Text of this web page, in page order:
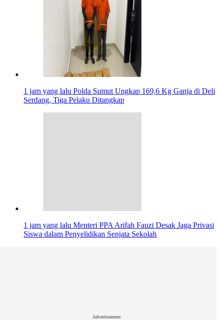
1 jam yang lalu Polda Sumut Ungkap 169,6 Kg Ganja di Deli
Serdang, Tiga Pelaku Ditangkap
1 jam yang lalu Menteri PPA Arifah Fauzi Desak Jaga Privasi
Siswa dalam Penyelidikan Senjata Sekolah
Advertisement